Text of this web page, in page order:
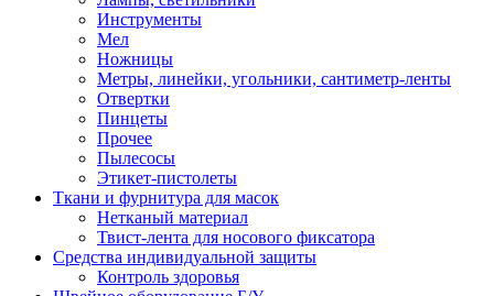
Инструменты
Мел
Ножницы
Метры, линейки, угольники, сантиметр-ленты
Отвертки
Пинцеты
Прочее
Пылесосы
Этикет-пистолеты
Ткани и фурнитура для масок
Нетканый материал
Твист-лента для носового фиксатора
Средства индивидуальной защиты
Контроль здоровья